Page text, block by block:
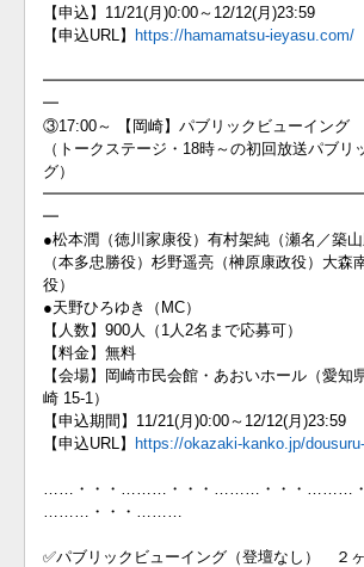
【申込】11/21(月)0:00～12/12(月)23:59
【申込URL】
https://hamamatsu-ieyasu.com/
━
③17:00～ 【岡崎】パブリックビューイング
（トークステージ・18時～の初回放送パブリ
グ）
━
●松本潤（徳川家康役）有村架純（瀬名／築
（本多忠勝役）杉野遥亮（榊原康政役）大森
役）
●天野ひろゆき（MC）
【人数】900人（1人2名まで応募可）
【料金】無料
【会場】岡崎市民会館・あおいホール（愛知
崎 15-1）
【申込期間】11/21(月)0:00～12/12(月)23:59
【申込URL】
https://okazaki-kanko.jp/
……・・・………・・・………・・・………・
………・・・………
✅パブリックビューイング（登壇なし） ２